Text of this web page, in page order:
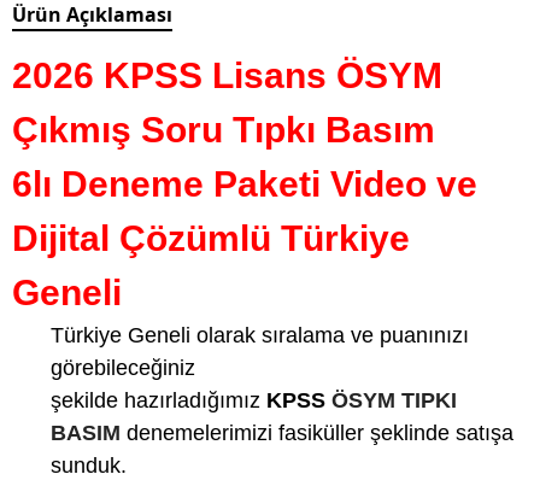
Ürün Açıklaması
2026 KPSS Lisans ÖSYM
Çıkmış Soru Tıpkı Basım
6lı Deneme Paketi Video ve
Dijital Çözümlü Türkiye
Geneli
Türkiye Geneli olarak sıralama ve puanınızı
görebileceğiniz
şekilde hazırladığımız KPSS ÖSYM TIPKI
BASIM denemelerimizi fasiküller şeklinde satışa
sunduk.